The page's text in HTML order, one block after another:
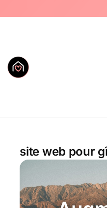
site web pour